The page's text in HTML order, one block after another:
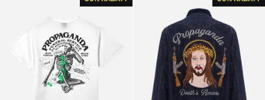
Denim
Jacket
Matador